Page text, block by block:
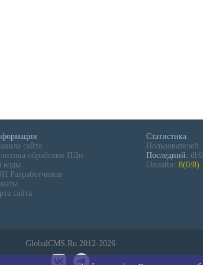
сайта
обработки ПДн
коды
Разработчиков
сайта
Статистика
Пользователей:
Последний:
Онлайн: 8(0/8)
GlobalCMS.Ru 2012-2026